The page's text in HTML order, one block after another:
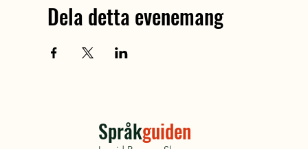
Dela detta evenemang
Språkguiden